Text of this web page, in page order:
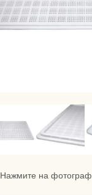
Нажмите на